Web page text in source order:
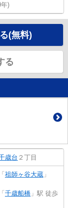
)
(無料)
る
歳台 ２丁目
「 祖師ヶ谷大蔵 」
「 千歳船橋 」駅 徒歩